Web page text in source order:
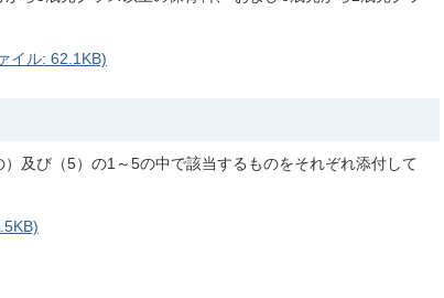
イル: 62.1KB)
及び（5）の1～5の中で該当するものをそれぞれ添付して